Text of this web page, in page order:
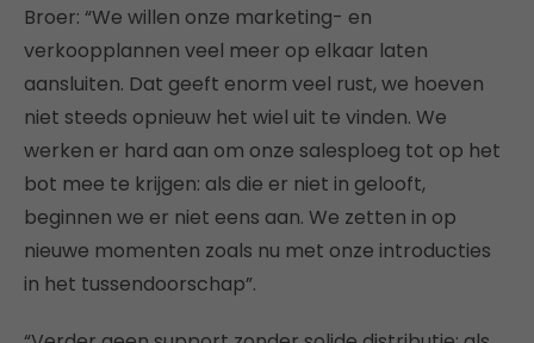
Broer: “We willen onze marketing- en
verkoopplannen veel meer op elkaar laten
aansluiten. Dat geeft enorm veel rust, we hoeven
niet steeds opnieuw het wiel uit te vinden. We
werken er hard aan om onze salesploeg tot op het
bot mee te krijgen: als die er niet in gelooft,
beginnen we er niet eens aan. We zetten in op
nieuwe momenten zoals nu met onze introducties
in het tussendoorschap”.